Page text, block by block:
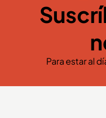
Para estar al